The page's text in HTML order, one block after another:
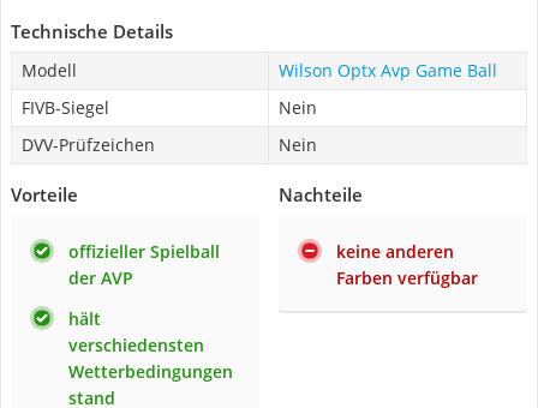
Technische Details
Modell
Wilson Optx Avp Game Ball
FIVB-Siegel
Nein
DVV-Prüfzeichen
Nein
Vorteile
offizieller Spielball
der AVP
hält
verschiedensten
Wetterbedingungen
stand
Nachteile
keine anderen
Farben verfügbar